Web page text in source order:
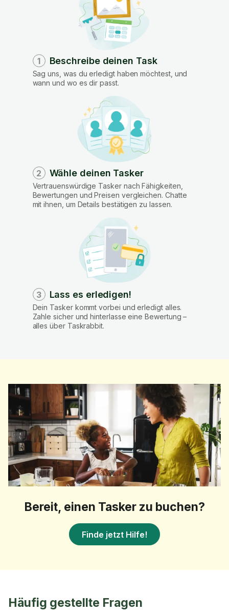
1 Beschreibe deinen Task
Sag uns, was du erledigt haben möchtest, und
wann und wo es dir passt.
2 Wähle deinen Tasker
Vertrauenswürdige Tasker nach Fähigkeiten,
Bewertungen und Preisen vergleichen. Chatte
mit ihnen, um Details bestätigen zu lassen.
3 Lass es erledigen!
Dein Tasker kommt vorbei und erledigt alles.
Zahle sicher und hinterlasse eine Bewertung –
alles über Taskrabbit.
Bereit, einen Tasker zu buchen?
Finde jetzt Hilfe!
Häufig gestellte Fragen